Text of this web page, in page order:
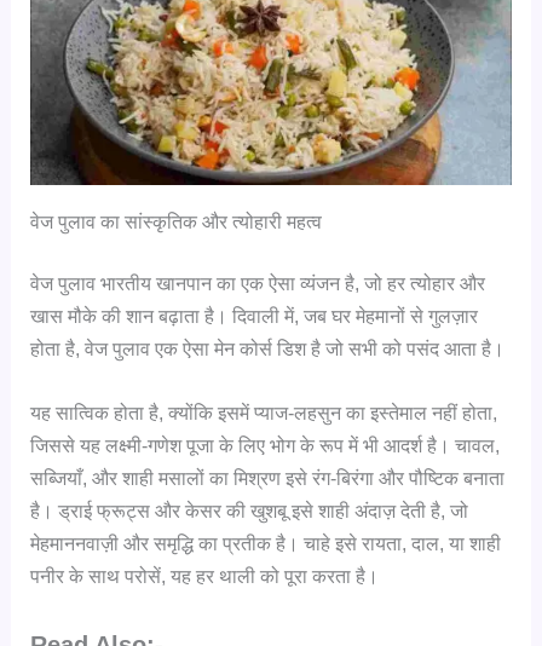
वेज पुलाव का सांस्कृतिक और त्योहारी महत्व
वेज पुलाव भारतीय खानपान का एक ऐसा व्यंजन है, जो हर त्योहार और
खास मौके की शान बढ़ाता है। दिवाली में, जब घर मेहमानों से गुलज़ार
होता है, वेज पुलाव एक ऐसा मेन कोर्स डिश है जो सभी को पसंद आता है।
यह सात्विक होता है, क्योंकि इसमें प्याज-लहसुन का इस्तेमाल नहीं होता,
जिससे यह लक्ष्मी-गणेश पूजा के लिए भोग के रूप में भी आदर्श है। चावल,
सब्जियाँ, और शाही मसालों का मिश्रण इसे रंग-बिरंगा और पौष्टिक बनाता
है। ड्राई फ्रूट्स और केसर की खुशबू इसे शाही अंदाज़ देती है, जो
मेहमाननवाज़ी और समृद्धि का प्रतीक है। चाहे इसे रायता, दाल, या शाही
पनीर के साथ परोसें, यह हर थाली को पूरा करता है।